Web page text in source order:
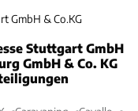
GmbH & Co.KG
Stuttgart GmbH
GmbH & Co. KG